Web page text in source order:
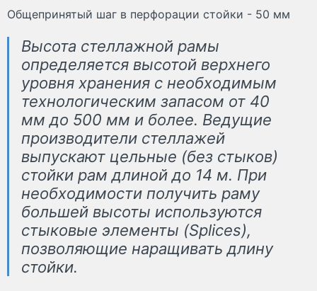
Общепринятый шаг в перфорации стойки - 50 мм
Высота стеллажной рамы
определяется высотой верхнего
уровня хранения с необходимым
технологическим запасом от 40
мм до 500 мм и более. Ведущие
производители стеллажей
выпускают цельные (без стыков)
стойки рам длиной до 14 м. При
необходимости получить раму
большей высоты используются
стыковые элементы (Splices),
позволяющие наращивать длину
стойки.